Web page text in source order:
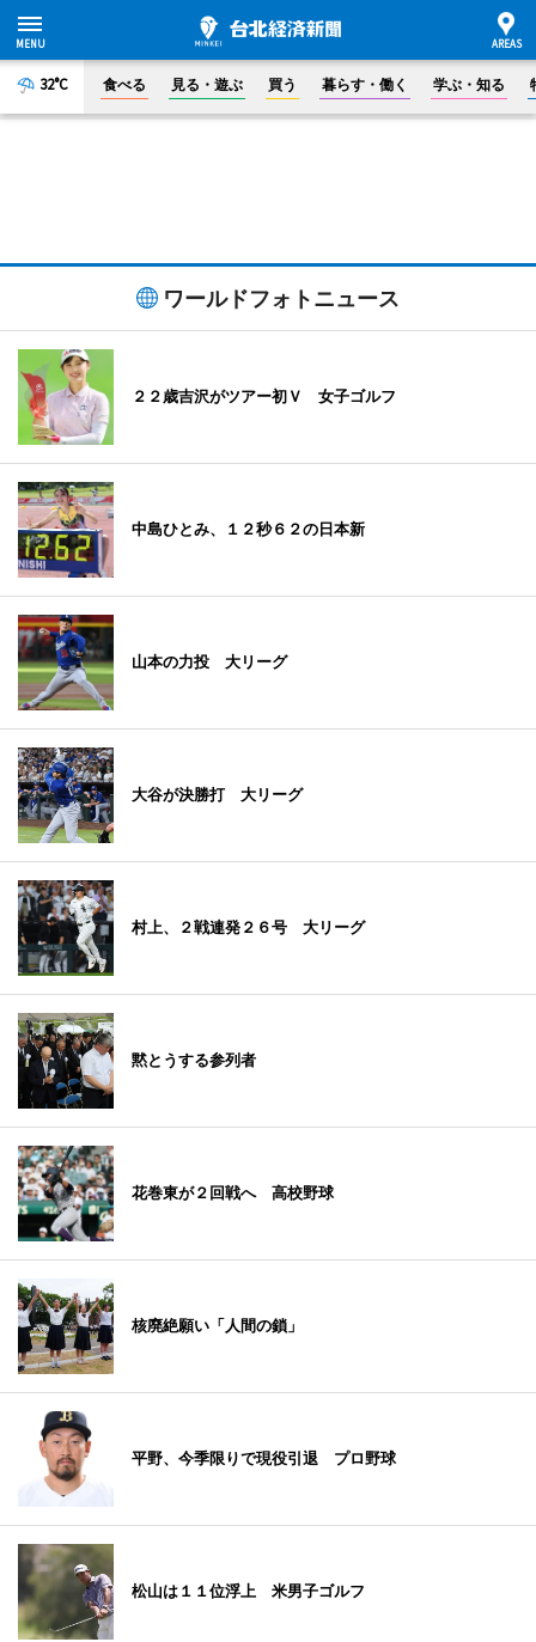
32°C 食べる 見る・遊ぶ 買う 暮らす・働く 学ぶ・知る
ワールドフォトニュース
２２歳吉沢がツアー初Ｖ 女子ゴルフ
中島ひとみ、１２秒６２の日本新
山本の力投 大リーグ
大谷が決勝打 大リーグ
村上、２戦連発２６号 大リーグ
黙とうする参列者
花巻東が２回戦へ 高校野球
核廃絶願い「人間の鎖」
平野、今季限りで現役引退 プロ野球
松山は１１位浮上 米男子ゴルフ